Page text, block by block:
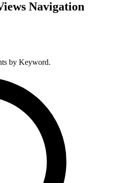
Navigation
by Keyword.